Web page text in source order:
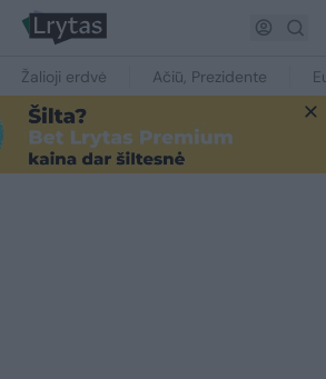
Žalioji erdvė Ačiū, Prezidente